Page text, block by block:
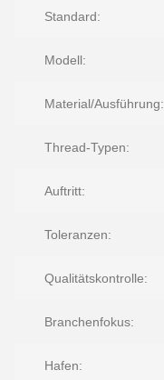
Standard:
Modell:
Material/Ausführung:
Thread-Typen:
Auftritt:
Toleranzen:
Qualitätskontrolle:
Branchenfokus:
Hafen: